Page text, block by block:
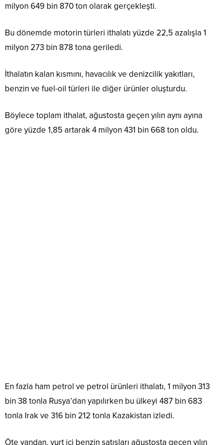
milyon 649 bin 870 ton olarak gerçekleşti.
Bu dönemde motorin türleri ithalatı yüzde 22,5 azalışla 1
milyon 273 bin 878 tona geriledi.
İthalatın kalan kısmını, havacılık ve denizcilik yakıtları,
benzin ve fuel-oil türleri ile diğer ürünler oluşturdu.
Böylece toplam ithalat, ağustosta geçen yılın aynı ayına
göre yüzde 1,85 artarak 4 milyon 431 bin 668 ton oldu.
En fazla ham petrol ve petrol ürünleri ithalatı, 1 milyon 313
bin 38 tonla Rusya’dan yapılırken bu ülkeyi 487 bin 683
tonla Irak ve 316 bin 212 tonla Kazakistan izledi.
Öte yandan, yurt içi benzin satışları ağustosta geçen yılın